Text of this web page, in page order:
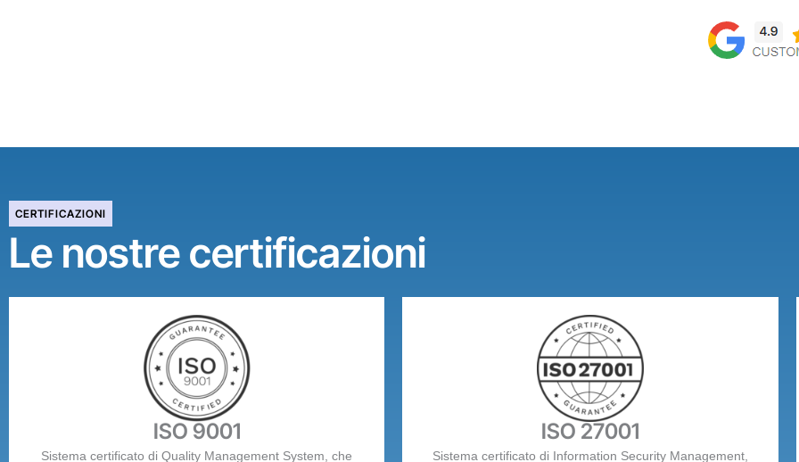
CERTIFICAZIONI
Le nostre certificazioni
ISO 9001
Sistema certificato di Quality Management System, che
ISO 27001
Sistema certificato di Information Security Management,